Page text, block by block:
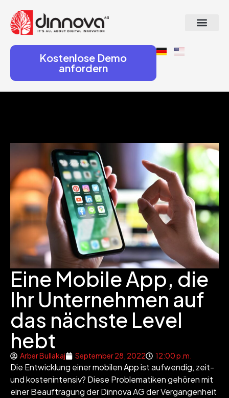
Kostenlose Demo
anfordern
Eine Mobile App, die
Ihr Unternehmen auf
das nächste Level
hebt
Arber Bullakaj September 28, 2022 12:00 p.m.
Die Entwicklung einer mobilen App ist aufwendig, zeit-
und kostenintensiv? Diese Problematiken gehören mit
einer Beauftragung der Dinnova AG der Vergangenheit